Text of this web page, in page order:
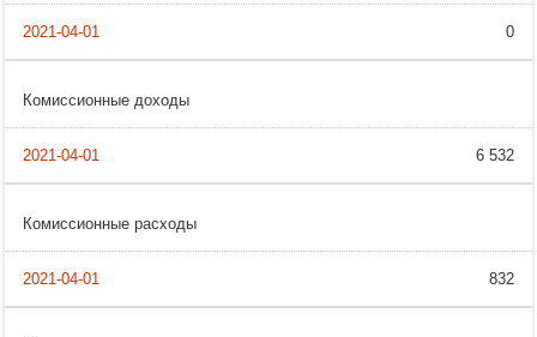
0
Комиссионные доходы
6 532
Комиссионные расходы
832